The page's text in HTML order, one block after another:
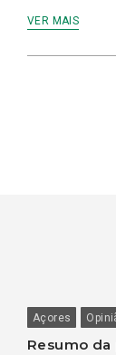
VER MAIS
Açores
Resumo da